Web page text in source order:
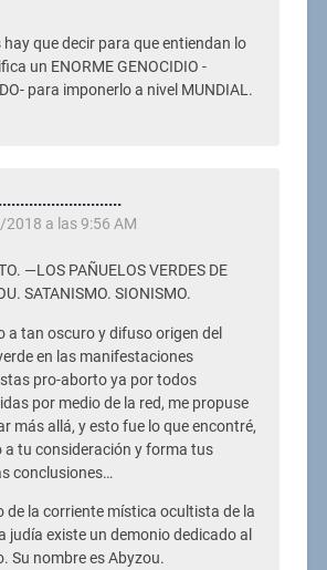
hay que decir para que entiendan lo
un ENORME GENOCIDIO -
para imponerlo a nivel MUNDIAL.
a las 9:56 AM
—LOS PAÑUELOS VERDES DE
SATANISMO. SIONISMO.
a tan oscuro y difuso origen del
en las manifestaciones
pro-aborto ya por todos
por medio de la red, me propuse
más allá, y esto fue lo que encontré,
a tu consideración y forma tus
conclusiones…
de la corriente mística ocultista de la
judía existe un demonio dedicado al
Su nombre es Abyzou.